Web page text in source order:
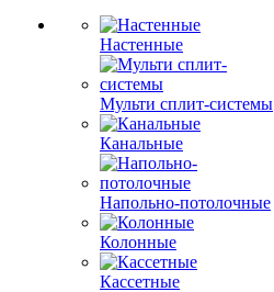
Настенные
Мульти сплит-системы
Канальные
Напольно-потолочные
Колонные
Кассетные